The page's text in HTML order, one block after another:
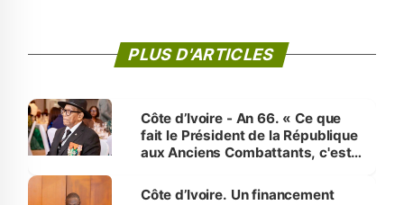
PLUS D'ARTICLES
Côte d’Ivoire - An 66. « Ce que
fait le Président de la République
aux Anciens Combattants, c'est
Côte d’Ivoire. Un financement